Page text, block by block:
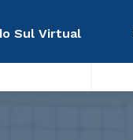
Sul Virtual